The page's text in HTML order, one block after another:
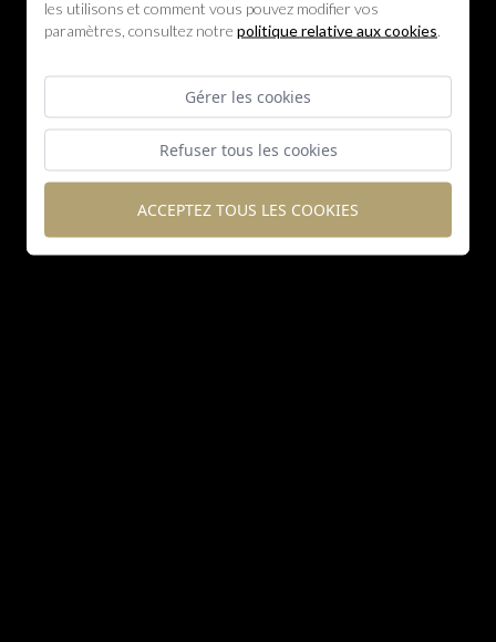
les utilisons et comment vous pouvez modifier vos
paramètres, consultez notre politique relative aux cookies.
Gérer les cookies
Refuser tous les cookies
ACCEPTEZ TOUS LES COOKIES